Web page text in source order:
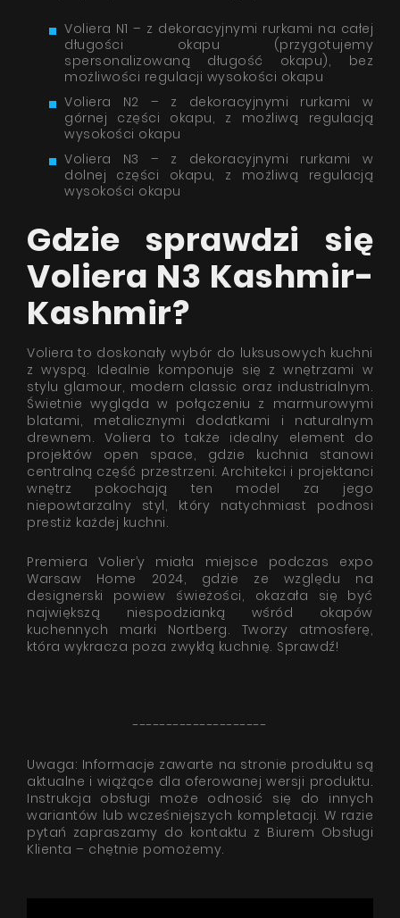
Voliera N1 – z dekoracyjnymi rurkami na całej
długości okapu (przygotujemy
spersonalizowaną długość okapu), bez
możliwości regulacji wysokości okapu
Voliera N2 – z dekoracyjnymi rurkami w
górnej części okapu, z możliwą regulacją
wysokości okapu
Voliera N3 – z dekoracyjnymi rurkami w
dolnej części okapu, z możliwą regulacją
wysokości okapu
Gdzie sprawdzi się
Voliera N3 Kashmir-
Kashmir?
Voliera to doskonały wybór do luksusowych kuchni
z wyspą. Idealnie komponuje się z wnętrzami w
stylu glamour, modern classic oraz industrialnym.
Świetnie wygląda w połączeniu z marmurowymi
blatami, metalicznymi dodatkami i naturalnym
drewnem. Voliera to także idealny element do
projektów open space, gdzie kuchnia stanowi
centralną część przestrzeni. Architekci i projektanci
wnętrz pokochają ten model za jego
niepowtarzalny styl, który natychmiast podnosi
prestiż każdej kuchni.
Premiera Volier’y miała miejsce podczas expo
Warsaw Home 2024, gdzie ze względu na
designerski powiew świeżości, okazała się być
największą niespodzianką wśród okapów
kuchennych marki Nortberg. Tworzy atmosferę,
która wykracza poza zwykłą kuchnię. Sprawdź!
--------------------
Uwaga: Informacje zawarte na stronie produktu są
aktualne i wiążące dla oferowanej wersji produktu.
Instrukcja obsługi może odnosić się do innych
wariantów lub wcześniejszych kompletacji. W razie
pytań zapraszamy do kontaktu z Biurem Obsługi
Klienta – chętnie pomożemy.